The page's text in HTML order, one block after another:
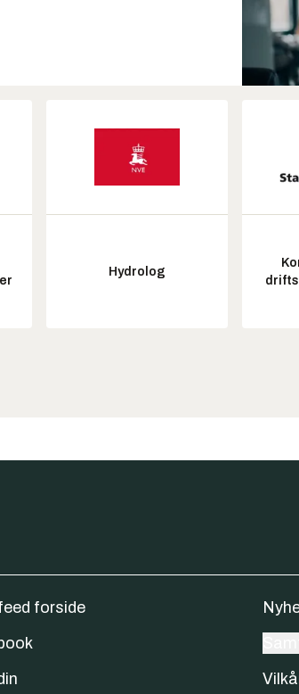
Hydrolog
forside